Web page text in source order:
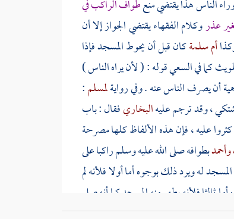
الناس هذا يقتضي منعطواف الراكب في
عذروكلام الفقهاء يقتضي الجواز إلا أن
أم سلمةكان قبل أن يحوط المسجد فإذا
كما في السعي قوله : ( لأن يراه الناس )
أن يصرف الناس عنه . وفي روايةلمسلم:
، وقد ترجم عليهالبخاريفقال : باب
عليه ، فإن هذه الألفاظ كلها مصرحة
وأحمدبطوافه صلى الله عليه وسلم راكبا على
له ويرد ذلك بوجوه أما أولا فلأنه لم
فلأنه يطهر منه المسجد كما أنه صلى
أن تكون راحلته عصمت من التلويث حينئذ